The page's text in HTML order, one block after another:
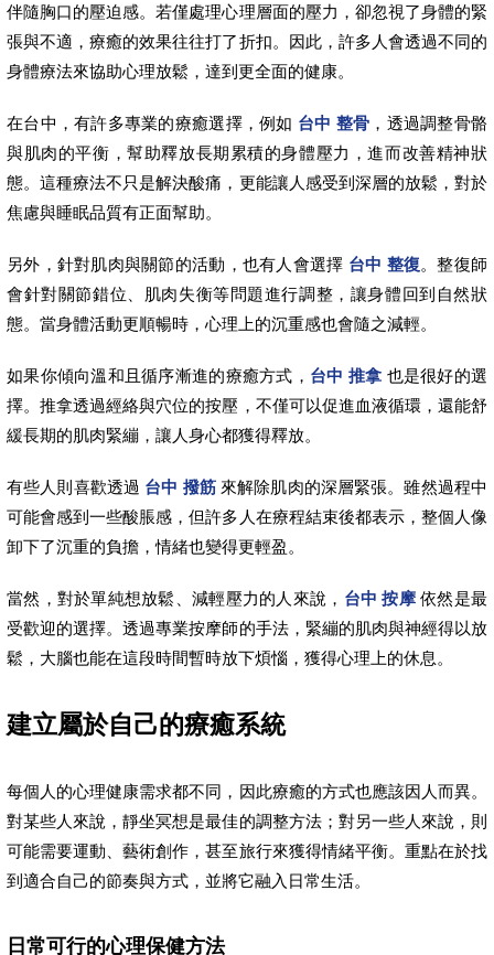
伴隨胸口的壓迫感。若僅處理心理層面的壓力，卻忽視了身體的緊
張與不適，療癒的效果往往打了折扣。因此，許多人會透過不同的
身體療法來協助心理放鬆，達到更全面的健康。
在台中，有許多專業的療癒選擇，例如 台中 整骨 ，透過調整骨骼
與肌肉的平衡，幫助釋放長期累積的身體壓力，進而改善精神狀
態。這種療法不只是解決酸痛，更能讓人感受到深層的放鬆，對於
焦慮與睡眠品質有正面幫助。
另外，針對肌肉與關節的活動，也有人會選擇 台中 整復。整復師
會針對關節錯位、肌肉失衡等問題進行調整，讓身體回到自然狀
態。當身體活動更順暢時，心理上的沉重感也會隨之減輕。
如果你傾向溫和且循序漸進的療癒方式， 台中 推拿 也是很好的選
擇。推拿透過經絡與穴位的按壓，不僅可以促進血液循環，還能舒
緩長期的肌肉緊繃，讓人身心都獲得釋放。
有些人則喜歡透過 台中 撥筋來解除肌肉的深層緊張。雖然過程中
可能會感到一些酸脹感，但許多人在療程結束後都表示，整個人像
卸下了沉重的負擔，情緒也變得更輕盈。
當然，對於單純想放鬆、減輕壓力的人來說， 台中 按摩依然是最
受歡迎的選擇。透過專業按摩師的手法，緊繃的肌肉與神經得以放
鬆，大腦也能在這段時間暫時放下煩惱，獲得心理上的休息。
建立屬於自己的療癒系統
每個人的心理健康需求都不同，因此療癒的方式也應該因人而異。
對某些人來說，靜坐冥想是最佳的調整方法；對另一些人來說，則
可能需要運動、藝術創作，甚至旅行來獲得情緒平衡。重點在於找
到適合自己的節奏與方式，並將它融入日常生活。
日常可行的心理保健方法